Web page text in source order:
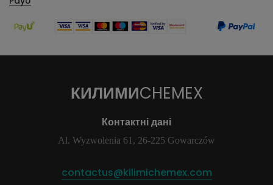
КИЛИМИCHEMEX
Контактні дані
Al. Wyzwolenia 61, 26-225 Gowarczów
contactus@kilimichemex.com